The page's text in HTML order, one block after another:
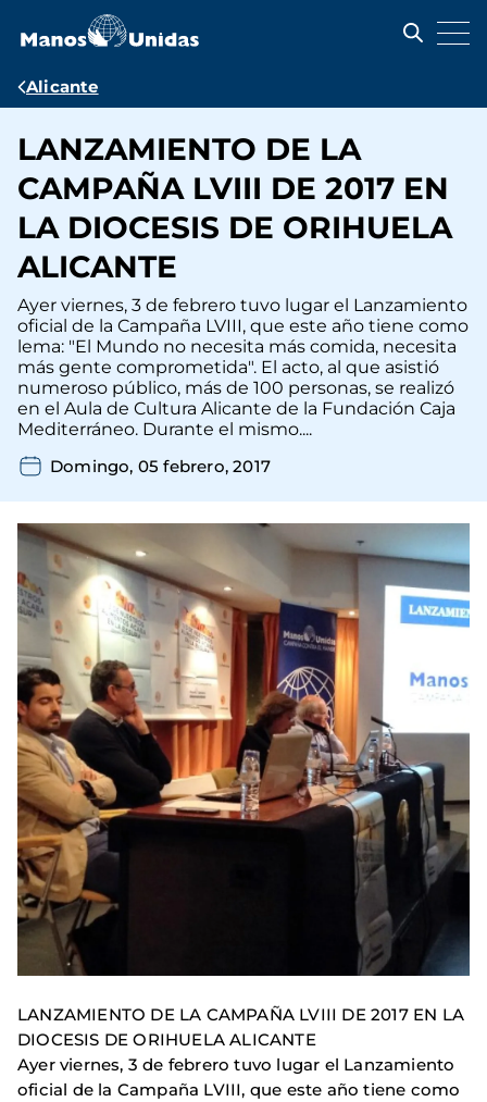
contenido
Ruta
navegación
Alicante
LANZAMIENTO DE LA
CAMPAÑA LVIII DE 2017 EN
LA DIOCESIS DE ORIHUELA
ALICANTE
Ayer viernes, 3 de febrero tuvo lugar el Lanzamiento
oficial de la Campaña LVIII, que este año tiene como
lema: "El Mundo no necesita más comida, necesita
más gente comprometida". El acto, al que asistió
numeroso público, más de 100 personas, se realizó
en el Aula de Cultura Alicante de la Fundación Caja
Mediterráneo. Durante el mismo....
Domingo, 05 febrero, 2017
LANZAMIENTO DE LA CAMPAÑA LVIII DE 2017 EN LA
DIOCESIS DE ORIHUELA ALICANTE
Ayer viernes, 3 de febrero tuvo lugar el Lanzamiento
oficial de la Campaña LVIII, que este año tiene como